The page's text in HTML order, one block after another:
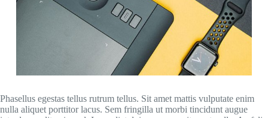
Phasellus egestas tellus rutrum tellus. Sit amet mattis vulputate enim
nulla aliquet porttitor lacus. Sem fringilla ut morbi tincidunt augue